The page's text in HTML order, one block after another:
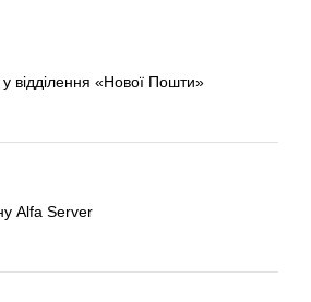
у відділення «Нової Пошти»
Alfa Server